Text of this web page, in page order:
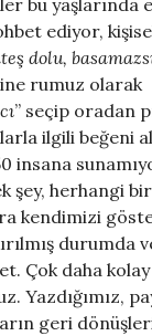
bu yaşlarında
ediyor,
dolu,
rumuz olarak
” seçip oradan
ilgili beğeni
insana
şey, herhangi
kendimizi
durumda
Çok daha kolay
Yazdığımız,
geri